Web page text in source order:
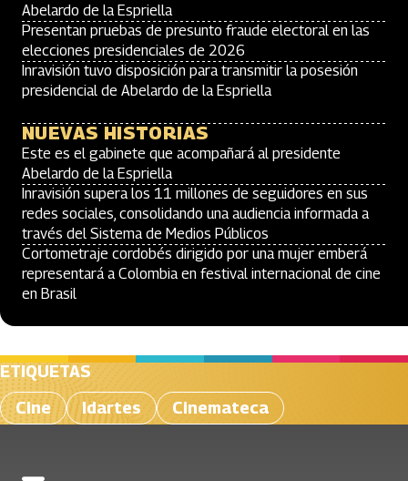
Abelardo de la Espriella
Presentan pruebas de presunto fraude electoral en las
elecciones presidenciales de 2026
Inravisión tuvo disposición para transmitir la posesión
presidencial de Abelardo de la Espriella
NUEVAS HISTORIAS
Este es el gabinete que acompañará al presidente
Abelardo de la Espriella
Inravisión supera los 11 millones de seguidores en sus
redes sociales, consolidando una audiencia informada a
través del Sistema de Medios Públicos
Cortometraje cordobés dirigido por una mujer emberá
representará a Colombia en festival internacional de cine
en Brasil
ETIQUETAS
Cine
Idartes Cinemateca